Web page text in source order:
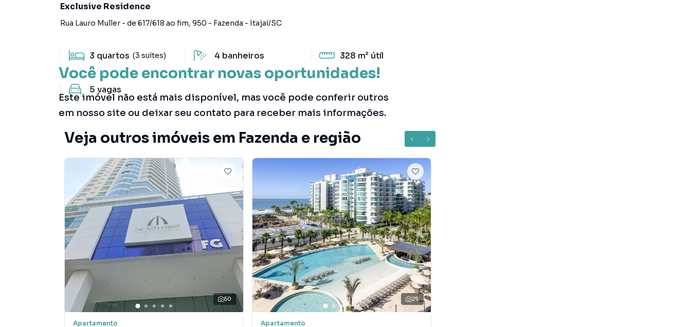
Você pode encontrar novas oportunidades!
Este imóvel não está mais disponível, mas você pode conferir outros
em nosso site ou deixar seu contato para receber mais informações.
Exclusive Residence
Rua Lauro Muller - de 617/618 ao fim, 950 - Fazenda - Itajaí/SC
3 quartos (3 suítes) 4 banheiros 328 m² útil
5 vagas
Veja outros imóveis em Fazenda e região
50
Apartamento
29
Apartamento